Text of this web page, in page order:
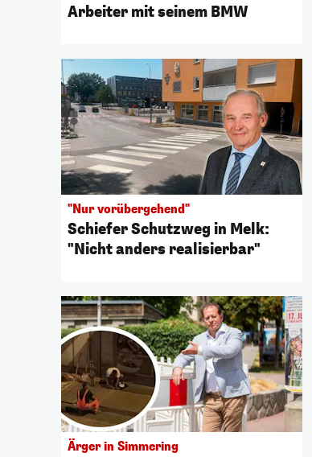
Arbeiter mit seinem BMW
"Nur vorübergehend"
Schiefer Schutzweg in Melk:
"Nicht anders realisierbar"
Ärger in Simmering